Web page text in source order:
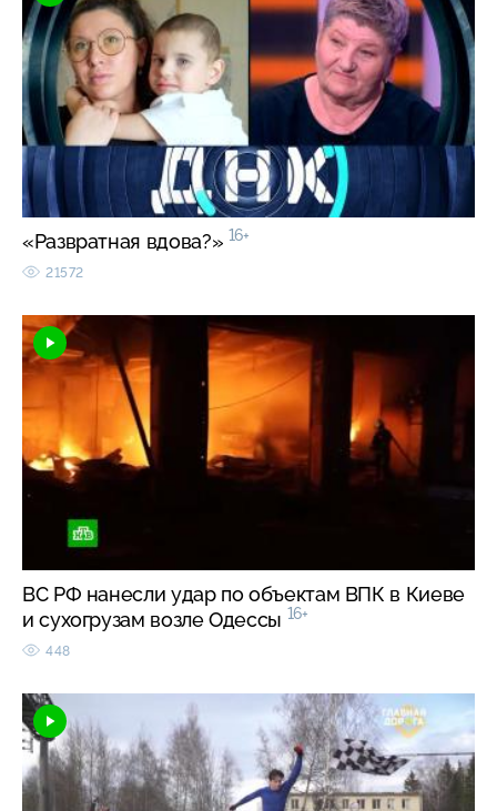
«Развратная вдова?» 16+
21572
ВС РФ нанесли удар по объектам ВПК в Киеве
и сухогрузам возле Одессы 16+
448